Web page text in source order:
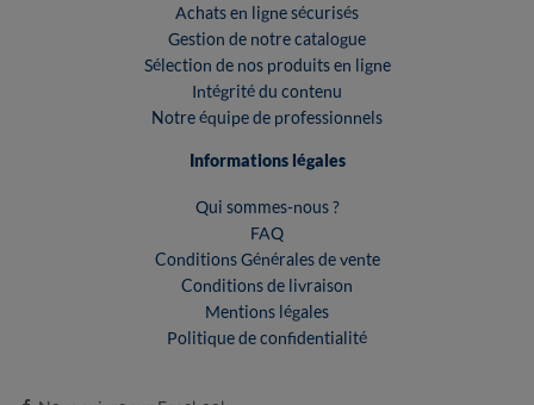
Achats en ligne sécurisés
Gestion de notre catalogue
Sélection de nos produits en ligne
Intégrité du contenu
Notre équipe de professionnels
Informations légales
Qui sommes-nous ?
FAQ
Conditions Générales de vente
Conditions de livraison
Mentions légales
Politique de confidentialité